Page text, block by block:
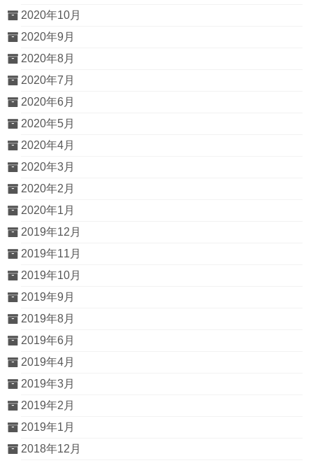
2020年10月
2020年9月
2020年8月
2020年7月
2020年6月
2020年5月
2020年4月
2020年3月
2020年2月
2020年1月
2019年12月
2019年11月
2019年10月
2019年9月
2019年8月
2019年6月
2019年4月
2019年3月
2019年2月
2019年1月
2018年12月